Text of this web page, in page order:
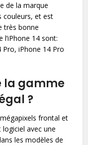
de la marque
couleurs, et est
très bonne
14 sont:
Pro, iPhone 14 Pro
la gamme
?
frontal et
logiciel avec une
les modèles de